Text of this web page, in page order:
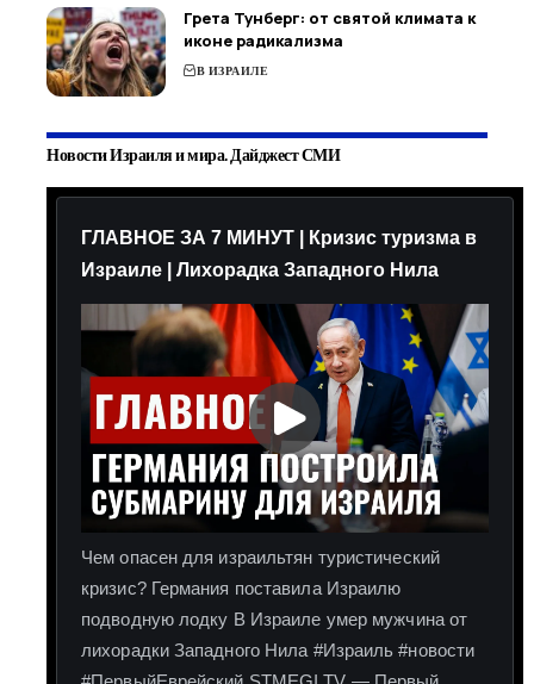
Грета Тунберг: от святой климата к
иконе радикализма
В ИЗРАИЛЕ
Новости Израиля и мира. Дайджест СМИ